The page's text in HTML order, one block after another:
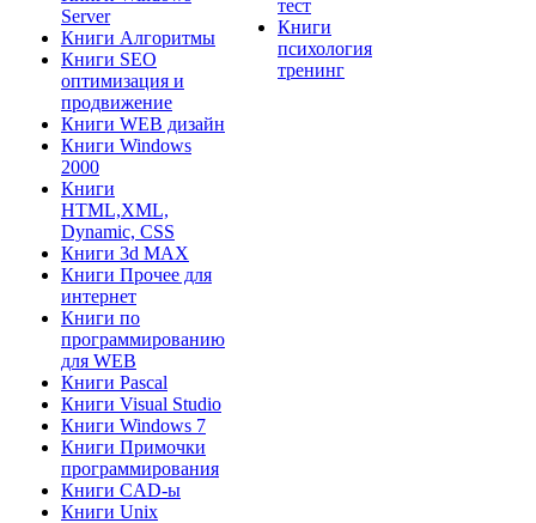
Server
Книги Алгоритмы
Книги SEO
оптимизация и
продвижение
Книги WEB дизайн
Книги Windows
2000
Книги
HTML,XML,
Dynamic, CSS
Книги 3d MAX
Книги Прочее для
интернет
Книги по
программированию
для WEB
Книги Pascal
Книги Visual Studio
Книги Windows 7
Книги Примочки
программирования
Книги CAD-ы
Книги Unix
тест
Книги
психология
тренинг